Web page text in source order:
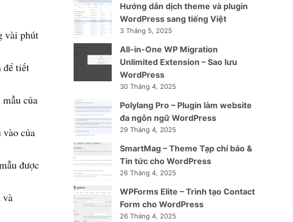
vài phút
để tiết
của
vào của
được
và
Hướng dẫn dịch theme và plugin
WordPress sang tiếng Việt
3 Tháng 5, 2025
All-in-One WP Migration
Unlimited Extension – Sao lưu
WordPress
30 Tháng 4, 2025
Polylang Pro – Plugin làm website
đa ngôn ngữ WordPress
29 Tháng 4, 2025
SmartMag – Theme Tạp chí báo &
Tin tức cho WordPress
26 Tháng 4, 2025
WPForms Elite – Trình tạo Contact
Form cho WordPress
26 Tháng 4, 2025